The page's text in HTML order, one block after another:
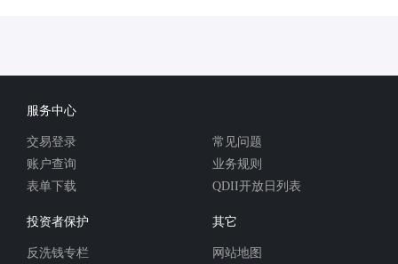
服务中心
交易登录
账户查询
表单下载
常见问题
业务规则
QDII开放日列表
投资者保护
反洗钱专栏
其它
网站地图